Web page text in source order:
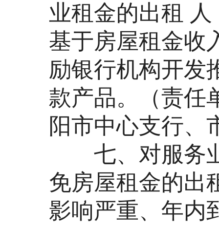
业租金的出租
基于房屋租金收
励银行机构开发
款产品。（责任
阳市中心支行、
七、对服务业
免房屋租金的出
影响严重、年内